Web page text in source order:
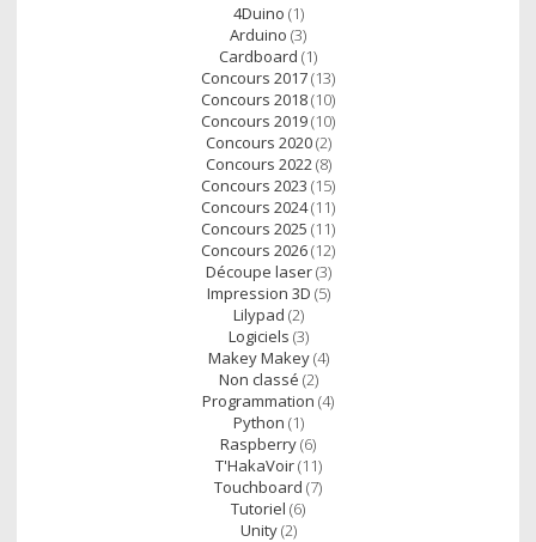
4Duino (1)
Arduino (3)
Cardboard (1)
Concours 2017(13)
Concours 2018(10)
Concours 2019(10)
Concours 2020(2)
Concours 2022(8)
Concours 2023 (15)
Concours 2024(11)
Concours 2025 (11)
Concours 2026(12)
Découpe laser(3)
Impression 3D (5)
Lilypad (2)
Logiciels (3)
Makey Makey(4)
Non classé (2)
Programmation (4)
Python (1)
Raspberry(6)
T'HakaVoir(11)
Touchboard (7)
Tutoriel (6)
Unity(2)